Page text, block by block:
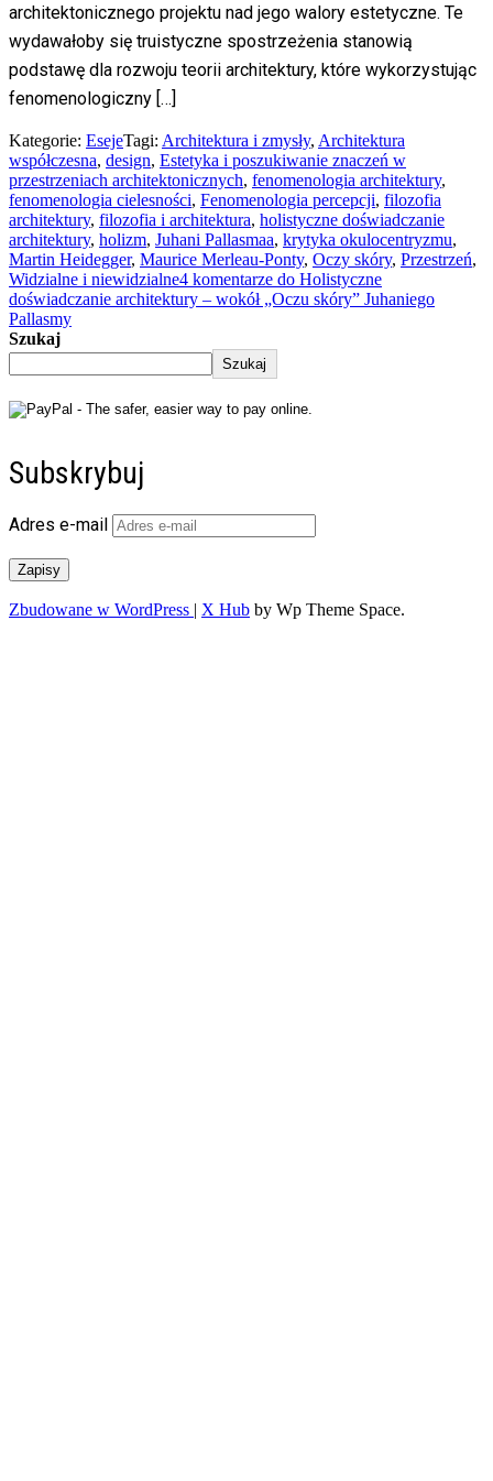
architektonicznego projektu nad jego walory estetyczne. Te
wydawałoby się truistyczne spostrzeżenia stanowią
podstawę dla rozwoju teorii architektury, które wykorzystując
fenomenologiczny […]
Kategorie: EsejeTagi: Architektura i zmysły, Architektura
współczesna, design, Estetyka i poszukiwanie znaczeń w
przestrzeniach architektonicznych, fenomenologia architektury,
fenomenologia cielesności, Fenomenologia percepcji, filozofia
architektury, filozofia i architektura, holistyczne doświadczanie
architektury, holizm, Juhani Pallasmaa, krytyka okulocentryzmu,
Martin Heidegger, Maurice Merleau-Ponty, Oczy skóry, Przestrzeń,
Widzialne i niewidzialne4 komentarze do Holistyczne
doświadczanie architektury – wokół „Oczu skóry” Juhaniego
Pallasmy
Szukaj
Szukaj
Subskrybuj
Adres e-mail
Zapisy
Zbudowane w WordPress | X Hub by Wp Theme Space.